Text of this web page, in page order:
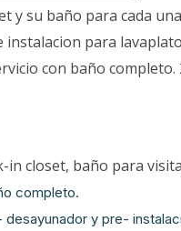
y su baño para cada
para
con baño completo.
in closet, baño para
completo.
y pre-